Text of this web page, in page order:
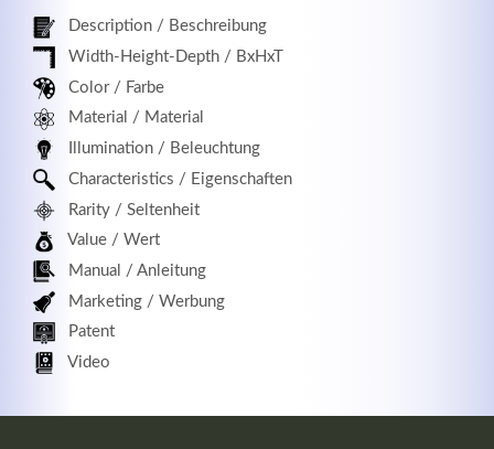
Description / Beschreibung
Width-Height-Depth / BxHxT
Color / Farbe
Material / Material
Illumination / Beleuchtung
Characteristics / Eigenschaften
Rarity / Seltenheit
Value / Wert
Manual / Anleitung
Marketing / Werbung
Patent
Video